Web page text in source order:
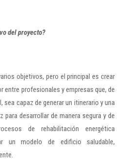
del proyecto?
objetivos, pero el principal es crear
entre profesionales y empresas que, de
sea capaz de generar un itinerario y una
para desarrollar de manera segura y de
de rehabilitación energética
un modelo de edificio saludable,